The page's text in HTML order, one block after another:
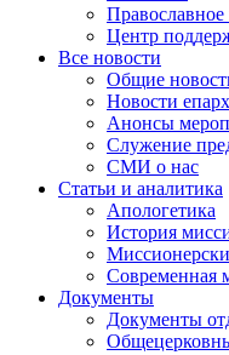
Центр
Все новости
Общие
Новости
Анонсы
Служение
СМИ о нас
Статьи и аналитика
Апологетика
История
Современная
Документы
Документы